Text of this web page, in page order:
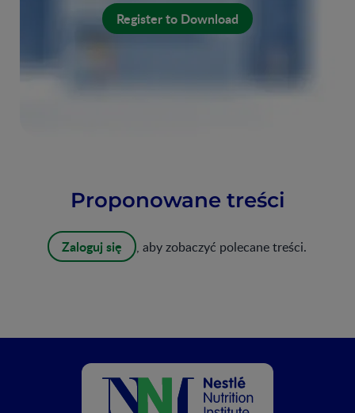
Register to Download
Proponowane treści
Zaloguj się , aby zobaczyć polecane treści.